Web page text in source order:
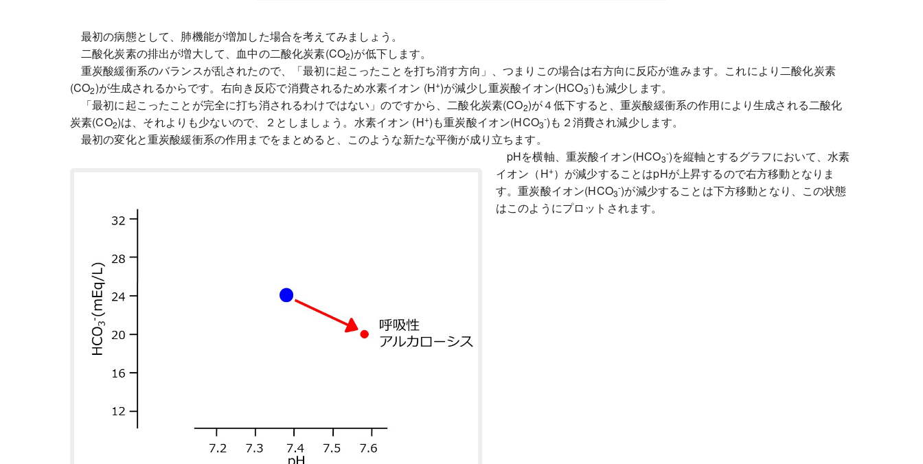
最初の病態として、肺機能が増加した場合を考えてみましょう。
二酸化炭素の排出が増大して、血中の二酸化炭素(CO2)が低下します。
重炭酸緩衝系のバランスが乱されたので、「最初に起こったことを打ち消す方向」、つまりこの場合は右方向に反応が進みます。これにより二酸化炭素
(CO2)が生成されるからです。右向き反応で消費されるため水素イオン (H+)が減少し重炭酸イオン(HCO3
-)も減少します。
「最初に起こったことが完全に打ち消されるわけではない」のですから、二酸化炭素(CO2)が４低下すると、重炭酸緩衝系の作用により生成される二酸化
炭素(CO2)は、それよりも少ないので、２としましょう。水素イオン (H+)も重炭酸イオン(HCO3
-)も２消費され減少します。
最初の変化と重炭酸緩衝系の作用までをまとめると、このような新たな平衡が成り立ちます。
pHを横軸、重炭酸イオン(HCO3
-)を縦軸とするグラフにおいて、水素
イオン（H+）が減少することはpHが上昇するので右方移動となりま
す。重炭酸イオン(HCO3
-)が減少することは下方移動となり、この状態
はこのようにプロットされます。